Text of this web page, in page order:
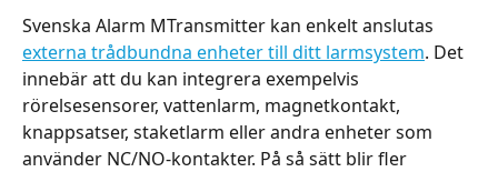
Svenska Alarm MTransmitter kan enkelt anslutas
externa trådbundna enheter till ditt larmsystem. Det
innebär att du kan integrera exempelvis
rörelsesensorer, vattenlarm, magnetkontakt,
knappsatser, staketlarm eller andra enheter som
använder NC/NO-kontakter. På så sätt blir fler